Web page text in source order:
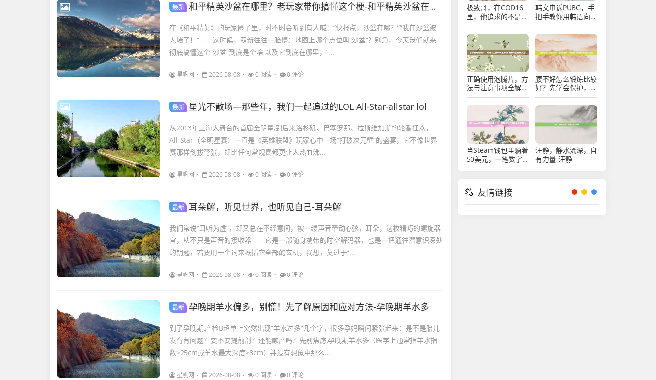
最新 和平精英沙盆在哪里？老玩家带你搞懂这个梗-和平精英沙盆在哪里
在《和平精英》的玩家圈子里，时不时会听到有人喊：“快报点，沙盆在哪？”“我在沙盆被
人堵了！”——这时候，萌新往往一脸懵：地图上哪个点位叫“沙盆”？别急，今天我们就来
彻底搞懂这个“沙盆”到底是个啥,以及它到底在哪里，“...
星帆网 2026-08-08 0 阅读 0 评论
最新 星光不散场—那些年，我们一起追过的LOL All-Star-allstar lol
从2013年上海大舞台的首届全明星,到后来洛杉矶、巴塞罗那、拉斯维加斯的轮番狂欢，
All-Star（全明星赛）一直是《英雄联盟》玩家心中一场“打破次元壁”的盛宴，它不像世界
赛那样剑拔弩张，却比任何常规赛都更让人热血沸...
星帆网 2026-08-08 0 阅读 0 评论
最新 耳朵解，听见世界，也听见自己-耳朵解
我们常说“耳听为虚”，却又总在不经意间，被一缕声音牵动心弦，耳朵，这枚精巧的螺旋器
官，从不只是声音的接收器——它是一部随身携带的时空解码器，也是一把通往潜意识深处
的钥匙，若要用一个词来概括它全部的玄机，我想，莫过于“...
星帆网 2026-08-08 0 阅读 0 评论
最新 孕晚期羊水偏多，别慌！先了解原因和应对方法-孕晚期羊水多
到了孕晚期,产检B超单上突然出现“羊水过多”几个字，很多孕妈瞬间紧张起来：是不是胎儿
发育有问题？要不要提前剖？还能顺产吗？先别焦虑,孕晚期羊水多（医学上通常指羊水指
数≥25cm或羊水最大深度≥8cm）并没有想象中那么...
星帆网 2026-08-08 0 阅读 0 评论
极致哥，在COD16
里，他追求的不是胜
利，是极致-cod16
极致哥
韩文申诉PUBG，手
把手教你用韩语向官
方提交申诉，解决账
号封禁与误判-韩文
申诉pubg
正确使用泡腾片，方
法与注意事项全解
析-泡腾片的使用方
法
腰不好怎么锻炼比较
好？先学会保护，再
谈强化-腰不好怎么
锻炼比较好
当Steam钱包里躺着
50美元，一笔数字
汪静，静水流深，自
有力量-汪静
友情链接